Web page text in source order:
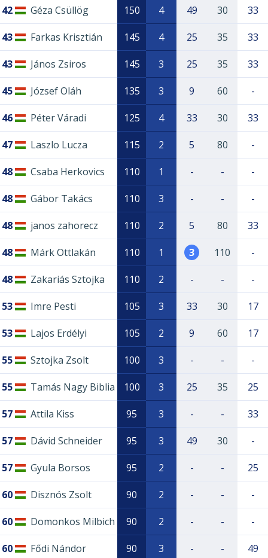
42 Géza Csüllög 150 4 49 30 33
43 Farkas Krisztián 145 4 25 35 33
43 János Zsiros 145 3 25 35 33
45 József Oláh 135 3 9 60 -
46 Péter Váradi 125 4 33 30 33
47 Laszlo Lucza 115 2 5 80 -
48 Csaba Herkovics 110 1 - - -
48 Gábor Takács 110 3 - - -
48 janos zahorecz 110 2 5 80 33
48 Márk Ottlakán 110 1 3 110 -
48 Zakariás Sztojka 110 2 - - -
53 Imre Pesti 105 3 33 30 17
53 Lajos Erdélyi 105 2 9 60 17
55 Sztojka Zsolt 100 3 - - -
55 Tamás Nagy Biblia 100 3 25 35 25
57 Attila Kiss 95 3 - - 33
57 Dávid Schneider 95 3 49 30 -
57 Gyula Borsos 95 2 - - 25
60 Disznós Zsolt 90 2 - - -
60 Domonkos Milbich 90 2 - - -
60 Fődi Nándor 90 3 - - 49